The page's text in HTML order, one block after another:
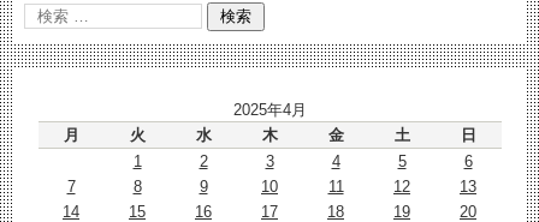
2025年4月
月
火 水 木 金 土
日
1
2 3 4 5
6
7
8 9 10 11 12
13
14
15 16 17 18 19
20